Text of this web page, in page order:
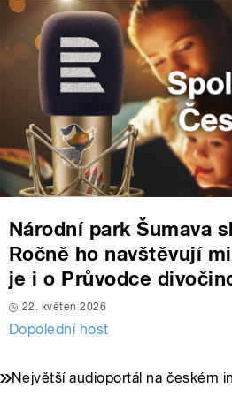
Národní park Šumava
Ročně ho navštěvují
je i o Průvodce
22. květen 2026
Dopolední host
Největší audioportál na českém